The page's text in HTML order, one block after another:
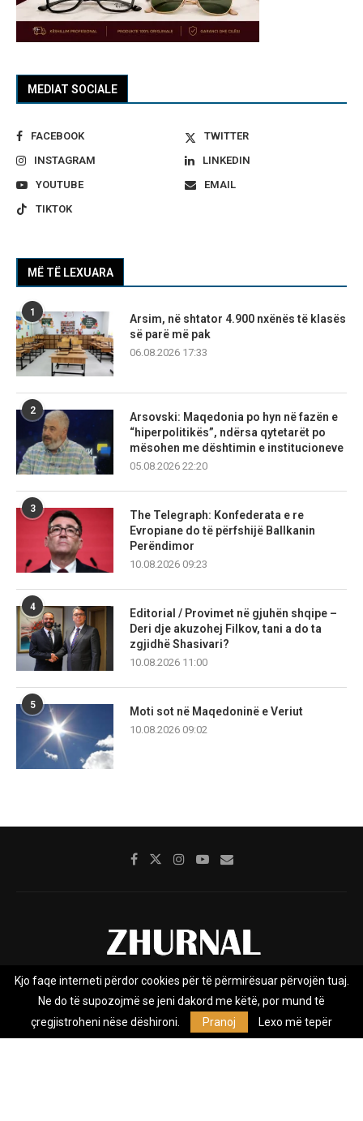
MEDIAT SOCIALE
FACEBOOK
TWITTER
INSTAGRAM
LINKEDIN
YOUTUBE
EMAIL
TIKTOK
MË TË LEXUARA
1
Arsim, në shtator 4.900 nxënës të klasës
së parë më pak
06.08.2026 17:33
2
Arsovski: Maqedonia po hyn në fazën e
“hiperpolitikës”, ndërsa qytetarët po
mësohen me dështimin e institucioneve
05.08.2026 22:20
3
The Telegraph: Konfederata e re
Evropiane do të përfshijë Ballkanin
Perëndimor
10.08.2026 09:23
4
Editorial / Provimet në gjuhën shqipe –
Deri dje akuzohej Filkov, tani a do ta
zgjidhë Shasivari?
10.08.2026 11:00
5
Moti sot në Maqedoninë e Veriut
10.08.2026 09:02
Rreth nesh Impresumi Marketing
Kontakt
Privacy Policy
Zhurnal.mk është Agjenci e Lajmeve e pavarur, e themeluar në vitin
Kjo faqe interneti përdor cookies për të përmirësuar përvojën tuaj.
Ne do të supozojmë se jeni dakord me këtë, por mund të
çregjistroheni nëse dëshironi.
Pranoj Lexo më tepër